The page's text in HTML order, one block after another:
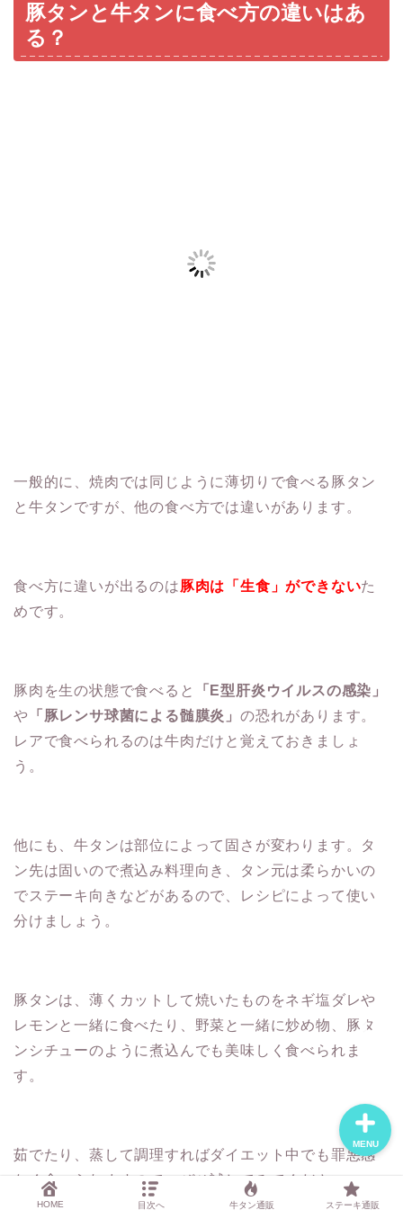
豚タンと牛タンに食べ方の違いはあ
る？
一般的に、焼肉では同じように薄切りで食べる豚タン
と牛タンですが、他の食べ方では違いがあります。
食べ方に違いが出るのは豚肉は「生食」ができないた
めです。
豚肉を生の状態で食べると
「E型肝炎ウイルスの感染」
や 「豚レンサ球菌による髄膜炎」の恐れがあります。
レアで食べられるのは牛肉だけと覚えておきましょ
う。
他にも、牛タンは部位によって固さが変わります。タ
ン先は固いので煮込み料理向き、タン元は柔らかいの
でステーキ向きなどがあるので、レシピによって使い
分けましょう。
豚タンは、薄くカットして焼いたものをネギ塩ダレや
レモンと一緒に食べたり、野菜と一緒に炒め物、豚タ
ンシチューのように煮込んでも美味しく食べられま
す。
茹でたり、蒸して調理すればダイエット中でも罪悪感
なく食べられますので、ぜひ試してみてください。
HOME 目次へ 牛タン通販 ステーキ通販
MENU
おすすめ焼肉通販3選
運営者について
お問い合わせ